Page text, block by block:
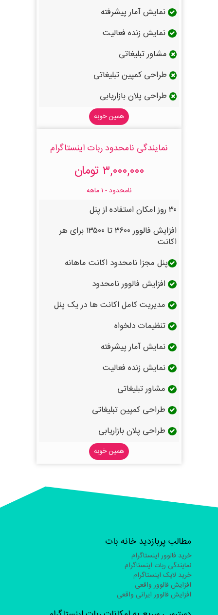
نمایش آمار پیشرفته
نمایش زنده فعالیت
مشاور تبلیغاتی
طراحی کمپین تبلیغاتی
طراحی پلان بازاریابی
همین خوبه
نمایندگی نامحدود ربات اینستاگرام
۳,۰۰۰,۰۰۰ تومان
نامحدود - ۱ ماهه
۳۰ روز امکان استفاده از پنل
افزایش فالوور ۳۶۰۰ تا ۱۳۵۰۰ برای هر
اکانت
پنل مجزا نامحدود اکانت ماهانه
افزایش فالوور نامحدود
مدیریت کامل اکانت ها در یک پنل
تنظیمات دلخواه
نمایش آمار پیشرفته
نمایش زنده فعالیت
مشاور تبلیغاتی
طراحی کمپین تبلیغاتی
طراحی پلان بازاریابی
همین خوبه
مطالب پربازدید خانه بات
خرید فالوور اینستاگرام
نمایندگی ربات اینستاگرام
خرید لایک اینستاگرام
افزایش فالوور واقعی
افزایش فالوور ایرانی واقعی